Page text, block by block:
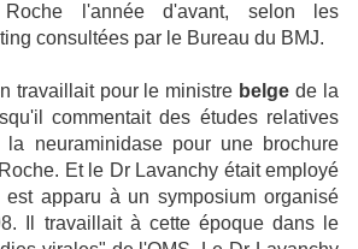
l'année d'avant, selon les
consultées par le Bureau du BMJ.
travaillait pour le ministre belge de la
commentait des études relatives
neuraminidase pour une brochure
Et le Dr Lavanchy était employé
apparu à un symposium organisé
Il travaillait à cette époque dans le